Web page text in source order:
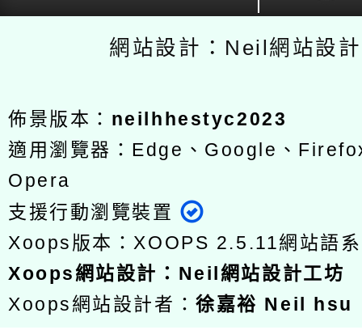
網站設計：Neil網站設
佈景版本： neilhhestyc2023
適用瀏覽器：Edge、Google、
Opera
支援行動瀏覽裝置
Xoops版本：XOOPS 2.5.11網站語
Xoops網站設計 ： Neil網站設計工坊
Xoops網站設計者：徐嘉裕 Neil hsu